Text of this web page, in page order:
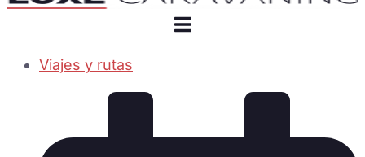
Viajes y rutas